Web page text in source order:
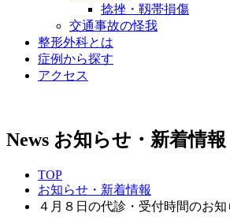
捻挫・靱帯損傷
交通事故の怪我
整形外科とは
症例から探す
アクセス
News お知らせ・新着情報
TOP
お知らせ・新着情報
４月８日の代診・受付時間のお知